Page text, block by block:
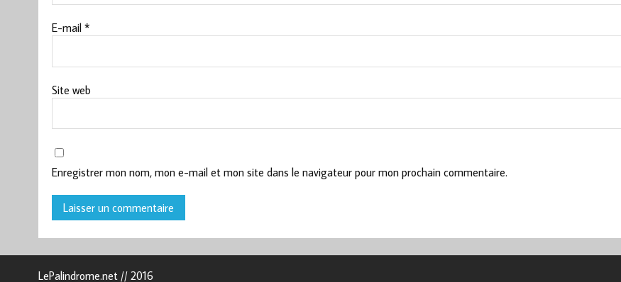
E-mail *
Site web
Enregistrer mon nom, mon e-mail et mon site dans le navigateur pour mon prochain commentaire.
LePalindrome.net // 2016